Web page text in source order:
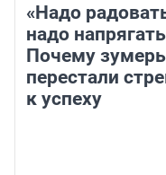
«Надо
надо
Почему
перестали
к успеху